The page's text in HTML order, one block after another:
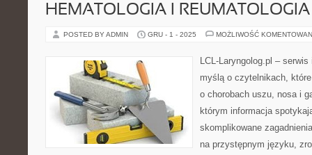
HEMATOLOGIA I REUMATOLOGIA
POSTED BY ADMIN GRU - 1 - 2025 MOŻLIWOŚĆ
LCL-Laryngolog.pl –
myślą o czytelnikach,
o chorobach uszu, nosa i
którym informacja
skomplikowane
na przystępnym języku,